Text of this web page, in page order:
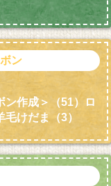
ン
ン作成＞（51）ロ
毛けだま （3）